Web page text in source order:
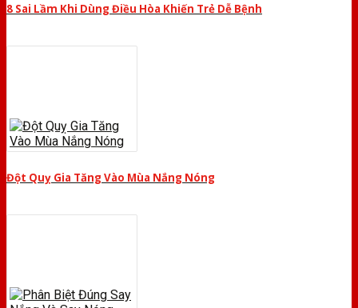
8 Sai Lầm Khi Dùng Điều Hòa Khiến Trẻ Dễ Bệnh
Đột Quỵ Gia Tăng Vào Mùa Nắng Nóng